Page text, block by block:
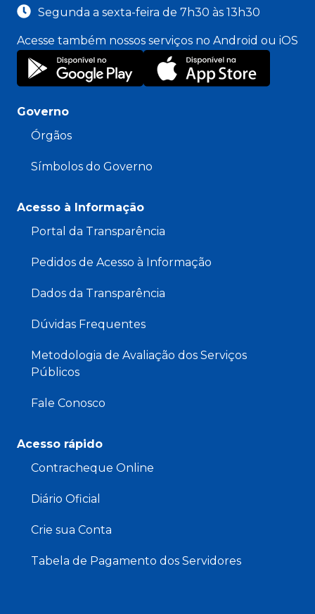
Segunda a sexta-feira de 7h30 às 13h30
Acesse também nossos serviços no Android ou iOS
Governo
Órgãos
Símbolos do Governo
Acesso à Informação
Portal da Transparência
Pedidos de Acesso à Informação
Dados da Transparência
Dúvidas Frequentes
Metodologia de Avaliação dos Serviços
Públicos
Fale Conosco
Acesso rápido
Contracheque Online
Diário Oficial
Crie sua Conta
Tabela de Pagamento dos Servidores